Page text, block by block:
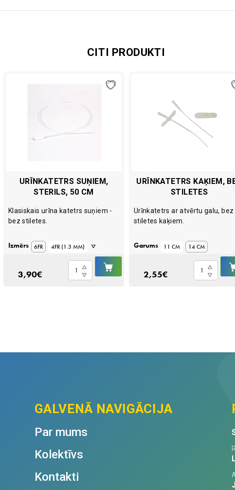
CITI PRODUKTI
GROZĀ
URĪNKATETRS SUŅIEM,
STERILS, 50 CM
Klasiskais urīna katetrs suņiem -
bez stiletes.
Izmērs 6FR
4FR (1.3 MM)
10FR (3.3 MM)
3,90€
suņiem,
GROZĀ
URĪNKATETRS KAĶIEM,
STILETES
Urīnkatetrs ar atvērtu galu, bez
stiletes kaķiem.
Garums 11 CM 14 CM
2,55€
kaķiem,
GALVENĀ NAVIGĀCIJA
Par mums
Kolektīvs
Kontakti